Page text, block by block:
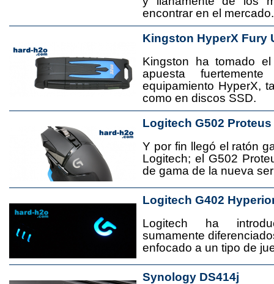
encontrar en el mercado.
Kingston HyperX Fury
Kingston ha tomado
apuesta
equipamiento HyperX,
como en discos SSD.
Logitech G502 Proteus
Y por fin llegó el ratón
Logitech; el G502
de gama de la nueva
Logitech G402
Logitech ha
sumamente
enfocado a un tipo de
Synology DS414j